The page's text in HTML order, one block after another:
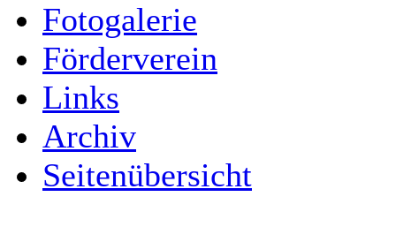
Fotogalerie
Förderverein
Links
Archiv
Seitenübersicht